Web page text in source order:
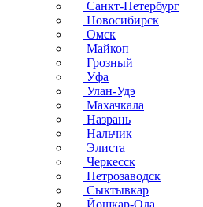
Санкт-Петербург
Новосибирск
Омск
Майкоп
Грозный
Уфа
Улан-Удэ
Махачкала
Назрань
Нальчик
Элиста
Черкесск
Петрозаводск
Сыктывкар
Йошкар-Ола